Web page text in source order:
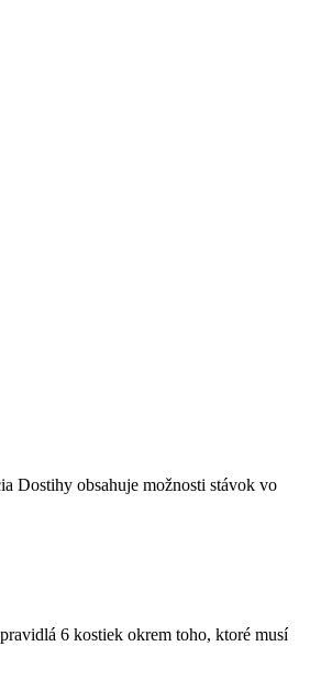
Dostihy obsahuje možnosti stávok vo
6 kostiek okrem toho, ktoré musí